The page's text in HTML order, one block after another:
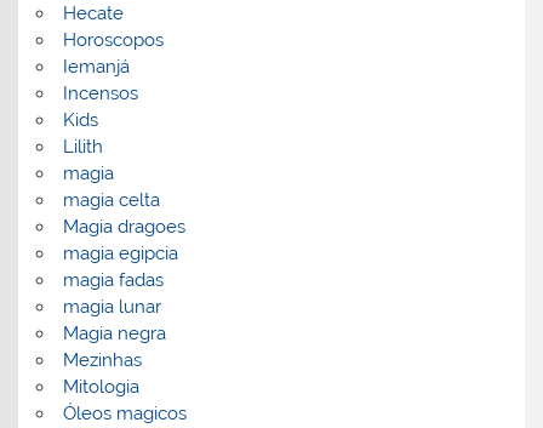
Hecate
Horoscopos
Iemanjá
Incensos
Kids
Lilith
magia
magia celta
Magia dragoes
magia egipcia
magia fadas
magia lunar
Magia negra
Mezinhas
Mitologia
Óleos magicos